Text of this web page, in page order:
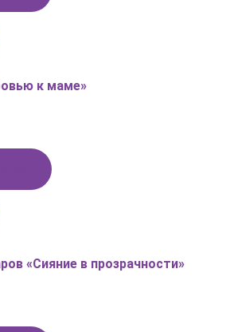
к маме»
«Сияние в прозрачности»